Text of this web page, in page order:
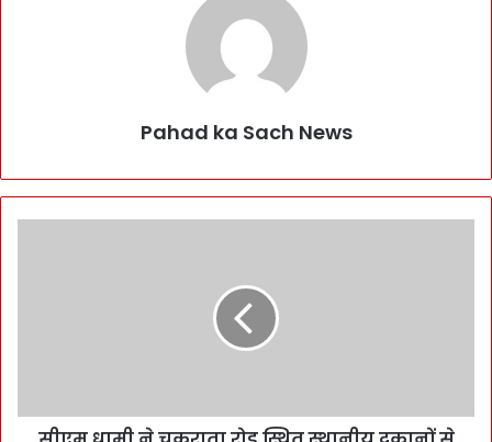
Pahad ka Sach News